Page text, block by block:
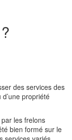
des services des
propriété
les frelons
bien formé sur le